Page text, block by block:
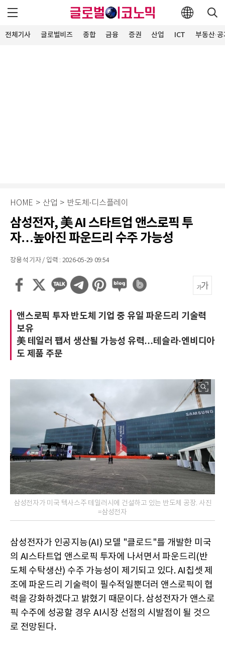
전체기사 글로벌비즈 종합 금융 증권 산업 ICT 부동산·
HOME > 산업 > 반도체·디스플레이
삼성전자, 美 AI 스타트업 앤스로픽 투
자…높아진 파운드리 수주 가능성
장용석 기자 / 입력 : 2026-05-29 09:54
앤스로픽 투자 반도체 기업 중 유일 파운드리 기술력
보유
美 테일러 팹서 생산될 가능성 유력…테슬라·엔비디아
도 제품 주문
삼성전자가 미국 텍사스주 테일러시에 건설하고 있는 반도체 공장. 사진
=삼성전자
삼성전자가 인공지능(AI) 모델 "클로드"를 개발한 미국
의 AI스타트업 앤스로픽 투자에 나서면서 파운드리(반
도체 수탁생산) 수주 가능성이 제기되고 있다. AI칩셋 제
조에 파운드리 기술력이 필수적일뿐더러 앤스로픽이 협
력을 강화하겠다고 밝혔기 때문이다. 삼성전자가 앤스로
픽 수주에 성공할 경우 AI시장 선점의 시발점이 될 것으
로 전망된다.